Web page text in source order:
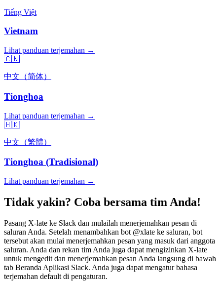
Tiếng Việt
Vietnam
Lihat panduan terjemahan →
🇨🇳
中文（简体）
Tionghoa
Lihat panduan terjemahan →
🇭🇰
中文（繁體）
Tionghoa (Tradisional)
Lihat panduan terjemahan →
Tidak yakin? Coba bersama tim Anda!
Pasang X-late ke Slack dan mulailah menerjemahkan pesan di
saluran Anda. Setelah menambahkan bot @xlate ke saluran, bot
tersebut akan mulai menerjemahkan pesan yang masuk dari anggota
saluran. Anda dan rekan tim Anda juga dapat mengizinkan X-late
untuk mengedit dan menerjemahkan pesan Anda langsung di bawah
tab Beranda Aplikasi Slack. Anda juga dapat mengatur bahasa
terjemahan default di pengaturan.